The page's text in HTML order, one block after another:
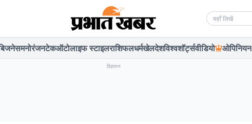
Search news
मनोरंजनटेकऑटोलाइफ स्टाइलराशिफलधर्मखेलदेशविश्वशॉर्ट्सवीडियो ओपिनियन
विज्ञापन